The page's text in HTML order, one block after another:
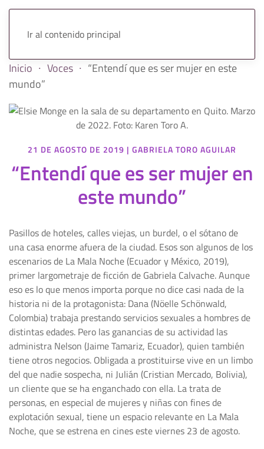
Ir al contenido principal
Inicio Voces
“Entendí que es ser mujer en este
mundo”
21 DE AGOSTO DE 2019 | GABRIELA TORO AGUILAR
“Entendí que es ser mujer en
este mundo”
Pasillos de hoteles, calles viejas, un burdel, o el sótano de
una casa enorme afuera de la ciudad. Esos son algunos de los
escenarios de La Mala Noche (Ecuador y México, 2019),
primer largometraje de ficción de Gabriela Calvache. Aunque
eso es lo que menos importa porque no dice casi nada de la
historia ni de la protagonista: Dana (Nöelle Schönwald,
Colombia) trabaja prestando servicios sexuales a hombres de
distintas edades. Pero las ganancias de su actividad las
administra Nelson (Jaime Tamariz, Ecuador), quien también
tiene otros negocios. Obligada a prostituirse vive en un limbo
del que nadie sospecha, ni Julián (Cristian Mercado, Bolivia),
un cliente que se ha enganchado con ella. La trata de
personas, en especial de mujeres y niñas con fines de
explotación sexual, tiene un espacio relevante en La Mala
Noche, que se estrena en cines este viernes 23 de agosto.